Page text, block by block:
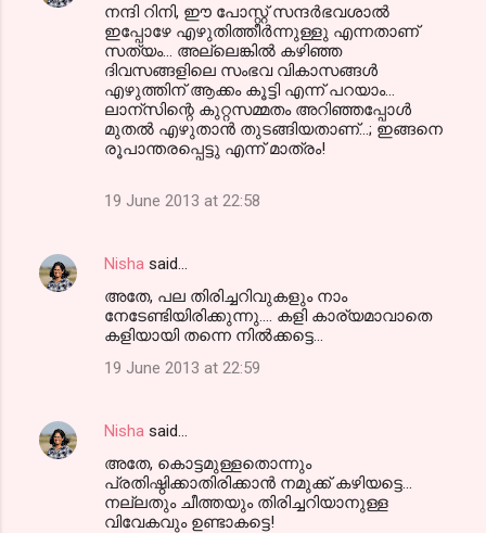
നന്ദി റിനി, ഈ പോസ്റ്റ്‌ സന്ദര്‍ഭവശാല്‍
ഇപ്പോഴേ എഴുതിത്തീര്‍ന്നുള്ളു എന്നതാണ്
സത്യം... അല്ലെങ്കില്‍ കഴിഞ്ഞ
ദിവസങ്ങളിലെ സംഭവ വികാസങ്ങള്‍
എഴുത്തിന് ആക്കം കൂട്ടി എന്ന്‍ പറയാം...
ലാന്സിന്റെ കുറ്റസമ്മതം അറിഞ്ഞപ്പോള്‍
മുതല്‍ എഴുതാന്‍ തുടങ്ങിയതാണ്‌...; ഇങ്ങനെ
രൂപാന്തരപ്പെട്ടു എന്ന്‍ മാത്രം!
19 June 2013 at 22:58
Nisha said…
അതേ, പല തിരിച്ചറിവുകളും നാം
നേടേണ്ടിയിരിക്കുന്നു.... കളി കാര്യമാവാതെ
കളിയായി തന്നെ നില്‍ക്കട്ടെ...
19 June 2013 at 22:59
Nisha said…
അതേ, കൊട്ടമുള്ളതൊന്നും
പ്രതിഷ്ഠിക്കാതിരിക്കാന്‍ നമുക്ക് കഴിയട്ടെ...
നല്ലതും ചീത്തയും തിരിച്ചറിയാനുള്ള
വിവേകവും ഉണ്ടാകട്ടെ!